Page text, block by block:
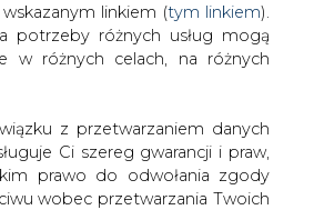
linkiem (tym linkiem).
potrzeby różnych usług mogą
w różnych celach, na różnych
z przetwarzaniem danych
Ci szereg gwarancji i praw,
prawo do odwołania zgody
wobec przetwarzania Twoich
infrastrukturalne
w gminach